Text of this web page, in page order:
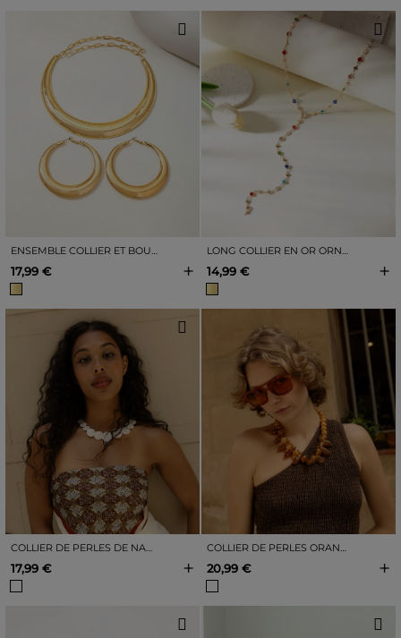
ENSEMBLE COLLIER ET BOUCLES D&#39;OREILLES EN OR
17,99 € +
LONG COLLIER EN OR ORNÉ DE STRASS MULTICOLORES
14,99 € +
COLLIER DE PERLES DE NACRE BLANCHE
17,99 € +
COLLIER DE PERLES ORANGE
20,99 € +